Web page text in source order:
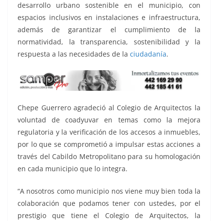
desarrollo urbano sostenible en el municipio, con
espacios inclusivos en instalaciones e infraestructura,
además de garantizar el cumplimiento de la
normatividad, la transparencia, sostenibilidad y la
respuesta a las necesidades de la ciudadanía.
Chepe Guerrero agradeció al Colegio de Arquitectos la
voluntad de coadyuvar en temas como la mejora
regulatoria y la verificación de los accesos a inmuebles,
por lo que se comprometió a impulsar estas acciones a
través del Cabildo Metropolitano para su homologación
en cada municipio que lo integra.
“A nosotros como municipio nos viene muy bien toda la
colaboración que podamos tener con ustedes, por el
prestigio que tiene el Colegio de Arquitectos, la